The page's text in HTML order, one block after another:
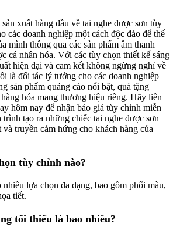
xuất hàng đầu về tai nghe được sơn tùy
các doanh nghiệp một cách độc đáo để thể
mình thông qua các sản phẩm âm thanh
cá nhân hóa. Với các tùy chọn thiết kế sáng
hiện đại và cam kết không ngừng nghỉ về
là đối tác lý tưởng cho các doanh nghiệp
sản phẩm quảng cáo nổi bật, quà tặng
hóa mang thương hiệu riêng. Hãy liên
hôm nay để nhận báo giá tùy chỉnh miễn
trình tạo ra những chiếc tai nghe được sơn
truyền cảm hứng cho khách hàng của
tùy chỉnh nào?
lựa chọn đa dạng, bao gồm phối màu,
tiết.
tối thiểu là bao nhiêu?